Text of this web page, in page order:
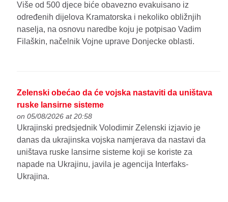
Više od 500 djece biće obavezno evakuisano iz
određenih dijelova Kramatorska i nekoliko obližnjih
naselja, na osnovu naredbe koju je potpisao Vadim
Filaškin, načelnik Vojne uprave Donjecke oblasti.
Zelenski obećao da će vojska nastaviti da uništava
ruske lansirne sisteme
on 05/08/2026 at 20:58
Ukrajinski predsjednik Volodimir Zelenski izjavio je
danas da ukrajinska vojska namjerava da nastavi da
uništava ruske lansirne sisteme koji se koriste za
napade na Ukrajinu, javila je agencija Interfaks-
Ukrajina.